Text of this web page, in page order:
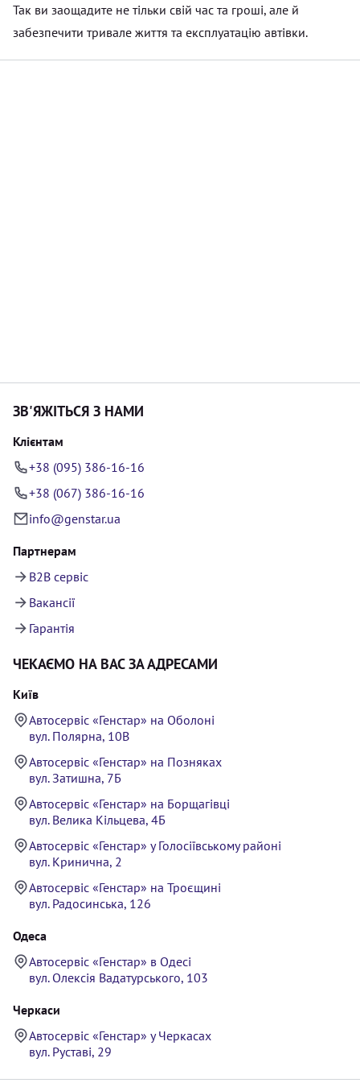
Так ви заощадите не тільки свій час та гроші, але й
забезпечити тривале життя та експлуатацію автівки.
ЗВ'ЯЖІТЬСЯ З НАМИ
Клієнтам
+38 (095) 386-16-16
+38 (067) 386-16-16
info@genstar.ua
Партнерам
B2B сервіс
Вакансії
Гарантія
ЧЕКАЄМО НА ВАС ЗА АДРЕСАМИ
Київ
Автосервіс «Генстар» на Оболоні
вул. Полярна, 10В
Автосервіс «Генстар» на Позняках
вул. Затишна, 7Б
Автосервіс «Генстар» на Борщагівці
вул. Велика Кільцева, 4Б
Автосервіс «Генстар» у Голосіївському районі
вул. Кринична, 2
Автосервіс «Генстар» на Троєщині
вул. Радосинська, 126
Одеса
Автосервіс «Генстар» в Одесі
вул. Олексія Вадатурського, 103
Черкаси
Автосервіс «Генстар» у Черкасах
вул. Руставі, 29